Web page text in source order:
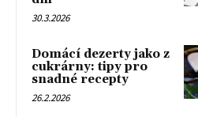
30.3.2026
Domácí dezerty jako z
cukrárny: tipy pro
snadné recepty
26.2.2026